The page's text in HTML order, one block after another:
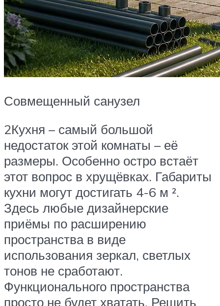
Совмещенный санузел
2Кухня – самый большой
недостаток этой комнаты – её
размеры. Особенно остро встаёт
этот вопрос в хрущёвках. Габариты
кухни могут достигать 4-6 м ².
Здесь любые дизайнерские
приёмы по расширению
пространства в виде
использования зеркал, светлых
тонов не сработают.
Функционального пространства
просто не будет хватать. Решить